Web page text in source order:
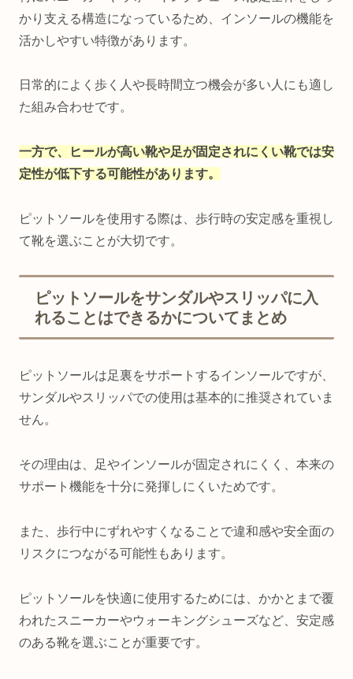
かり支える構造になっているため、インソールの機能を
活かしやすい特徴があります。
日常的によく歩く人や長時間立つ機会が多い人にも適し
た組み合わせです。
一方で、ヒールが高い靴や足が固定されにくい靴では安
定性が低下する可能性があります。
ピットソールを使用する際は、歩行時の安定感を重視し
て靴を選ぶことが大切です。
ピットソールをサンダルやスリッパに入
れることはできるかについてまとめ
ピットソールは足裏をサポートするインソールですが、
サンダルやスリッパでの使用は基本的に推奨されていま
せん。
その理由は、足やインソールが固定されにくく、本来の
サポート機能を十分に発揮しにくいためです。
また、歩行中にずれやすくなることで違和感や安全面の
リスクにつながる可能性もあります。
ピットソールを快適に使用するためには、かかとまで覆
われたスニーカーやウォーキングシューズなど、安定感
のある靴を選ぶことが重要です。